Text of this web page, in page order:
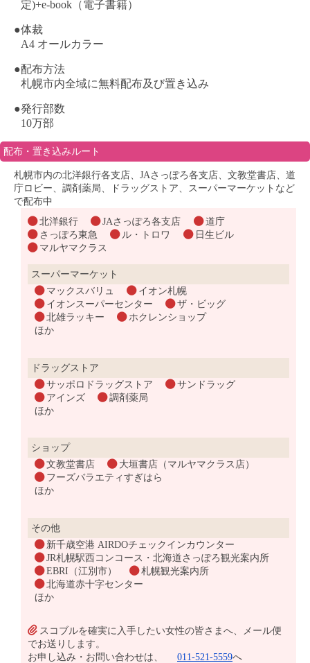
定)+e-book（電子書籍）
●体裁
A4 オールカラー
●配布方法
札幌市内全域に無料配布及び置き込み
●発行部数
10万部
配布・置き込みルート
札幌市内の北洋銀行各支店、JAさっぽろ各支店、文教堂書店、道
庁ロビー、調剤薬局、ドラッグストア、スーパーマーケットなど
で配布中
北洋銀行
JAさっぽろ各支店
道庁
さっぽろ東急
ル・トロワ
日生ビル
マルヤマクラス
スーパーマーケット
マックスバリュ
イオン札幌
イオンスーパーセンター
ザ・ビッグ
北雄ラッキー
ホクレンショップ
ほか
ドラッグストア
サッポロドラッグストア
サンドラッグ
アインズ
調剤薬局
ほか
ショップ
文教堂書店
大垣書店（マルヤマクラス店）
フーズバラエティすぎはら
ほか
その他
新千歳空港 AIRDOチェックインカウンター
JR札幌駅西コンコース・北海道さっぽろ観光案内所
EBRI（江別市）
札幌観光案内所
北海道赤十字センター
ほか
スコブルを確実に入手したい女性の皆さまへ、メール便
でお送りします。
お申し込み・お問い合わせは、
011-521-5559へ